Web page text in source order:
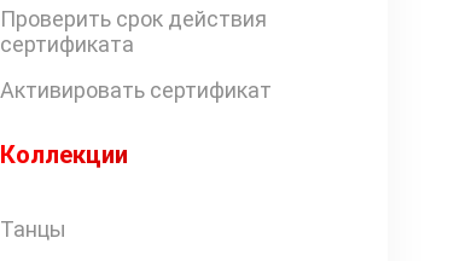
Проверить срок действия
сертификата
Активировать сертификат
Коллекции
Танцы